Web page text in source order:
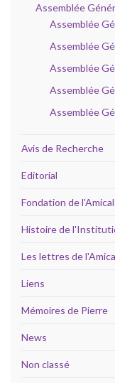
Assemblée
Assemblée
Assemblée
Assemblée
Assemblée
Assemblée
Avis de Recherche
Editorial
Fondation de
Histoire de
Les lettres de
Liens
Mémoires de Pierre
News
Non classé